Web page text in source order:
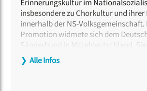
Erinnerungskultur im
insbesondere zu Chorkultur und
innerhalb der NS-Volksgemeinschaft.
Promotion widmete sich dem
Sängerbund in Mitteldeutschland. Sie
sozialen Praktiken,
Aushandlungsprozessen innerhalb
❯ Alle Infos